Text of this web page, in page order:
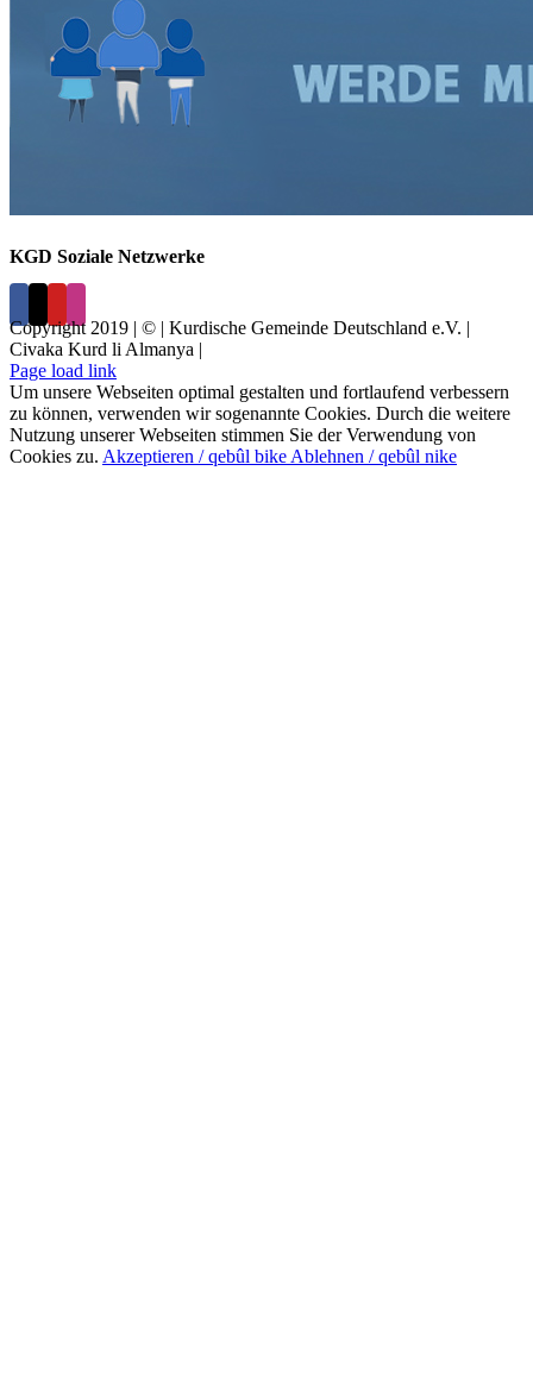
KGD Soziale Netzwerke
Copyright 2019 | © | Kurdische Gemeinde Deutschland e.V. |
Civaka Kurd li Almanya |
Page load link
Um unsere Webseiten optimal gestalten und fortlaufend verbessern
zu können, verwenden wir sogenannte Cookies. Durch die weitere
Nutzung unserer Webseiten stimmen Sie der Verwendung von
Cookies zu. Akzeptieren / qebûl bike Ablehnen / qebûl nike